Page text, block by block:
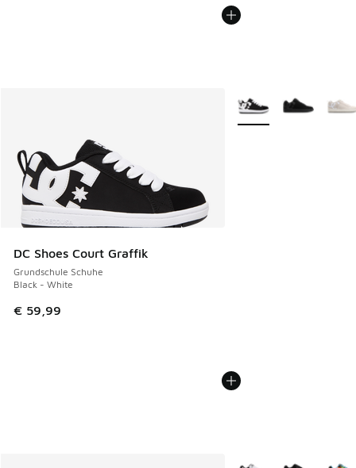
DC Shoes Court Graffik
Grundschule Schuhe
Black - White
€ 59,99
Weitere Farben
Weitere Farben